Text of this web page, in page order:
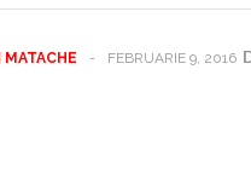
- FEBRUARIE 9, 2016